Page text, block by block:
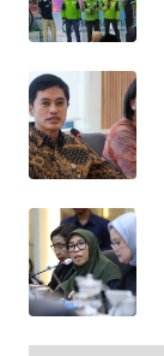
MASYARAKAT
KELISTRIKAN
WALINKI
ID
ID
MARTABAT
NET